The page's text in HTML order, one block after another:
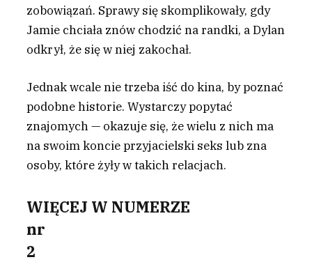
zobowiązań. Sprawy się skomplikowały, gdy
Jamie chciała znów chodzić na randki, a Dylan
odkrył, że się w niej zakochał.
Jednak wcale nie trzeba iść do kina, by poznać
podobne historie. Wystarczy popytać
znajomych — okazuje się, że wielu z nich ma
na swoim koncie przyjacielski seks lub zna
osoby, które żyły w takich relacjach.
WIĘCEJ W NUMERZE
nr
2